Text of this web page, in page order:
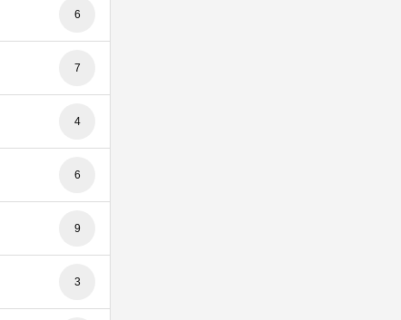
6
7
4
6
9
3